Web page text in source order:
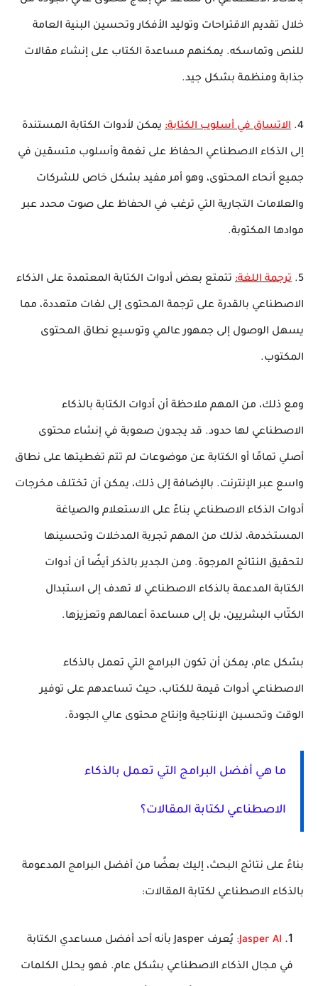
خلال تقديم الاقتراحات وتوليد الأفكار وتحسين البنية العامة
للنص وتماسكه. يمكنهم مساعدة الكتاب على إنشاء مقالات
جذابة ومنظمة بشكل جيد.
4. الاتساق في أسلوب الكتابة: يمكن لأدوات الكتابة المستندة
إلى الذكاء الاصطناعي الحفاظ على نغمة وأسلوب متسقين في
جميع أنحاء المحتوى، وهو أمر مفيد بشكل خاص للشركات
والعلامات التجارية التي ترغب في الحفاظ على صوت محدد عبر
موادها المكتوبة.
5. ترجمة اللغة: تتمتع بعض أدوات الكتابة المعتمدة على الذكاء
الاصطناعي بالقدرة على ترجمة المحتوى إلى لغات متعددة، مما
يسهل الوصول إلى جمهور عالمي وتوسيع نطاق المحتوى
المكتوب.
ومع ذلك، من المهم ملاحظة أن أدوات الكتابة بالذكاء
الاصطناعي لها حدود. قد يجدون صعوبة في إنشاء محتوى
أصلي تمامًا أو الكتابة عن موضوعات لم تتم تغطيتها على نطاق
واسع عبر الإنترنت. بالإضافة إلى ذلك، يمكن أن تختلف مخرجات
أدوات الذكاء الاصطناعي بناءً على الاستعلام والصياغة
المستخدمة، لذلك من المهم تجربة المدخلات وتحسينها
لتحقيق النتائج المرجوة. ومن الجدير بالذكر أيضًا أن أدوات
الكتابة المدعمة بالذكاء الاصطناعي لا تهدف إلى استبدال
الكتّاب البشريين، بل إلى مساعدة أعمالهم وتعزيزها.
بشكل عام، يمكن أن تكون البرامج التي تعمل بالذكاء
الاصطناعي أدوات قيمة للكتاب، حيث تساعدهم على توفير
الوقت وتحسين الإنتاجية وإنتاج محتوى عالي الجودة.
ما هي أفضل البرامج التي تعمل بالذكاء
الاصطناعي لكتابة المقالات؟
بناءً على نتائج البحث، إليك بعضًا من أفضل البرامج المدعومة
بالذكاء الاصطناعي لكتابة المقالات:
Jasper AI: يُعرف Jasper بأنه أحد أفضل مساعدي الكتابة
في مجال الذكاء الاصطناعي بشكل عام. فهو يحلل الكلمات